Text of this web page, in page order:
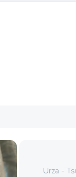
Urza -